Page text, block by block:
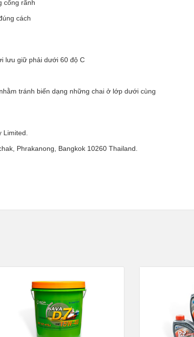
cống rãnh
cách
lưu giữ phải dưới 60 độ C
tránh biến dạng những chai ở lớp dưới cùng
Limited.
Phrakanong, Bangkok 10260 Thailand.